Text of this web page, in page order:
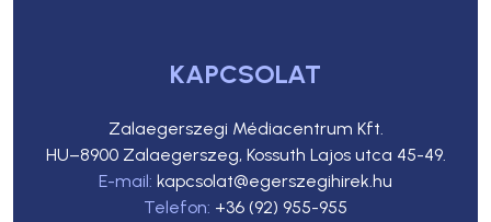
KAPCSOLAT
Zalaegerszegi Médiacentrum Kft.
HU–8900 Zalaegerszeg, Kossuth Lajos utca 45-49.
E-mail: kapcsolat@egerszegihirek.hu
Telefon: +36 (92) 955-955